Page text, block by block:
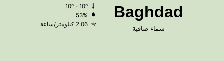
Baghdad
سماء صافية
53%
2.06 كيلومتر/ساعة